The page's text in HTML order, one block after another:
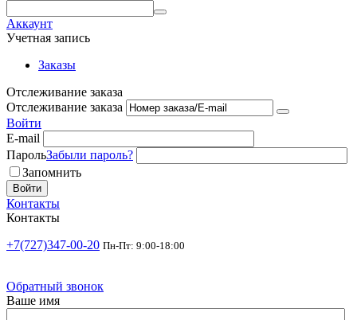
Аккаунт
Учетная запись
Заказы
Отслеживание заказа
Отслеживание заказа
Войти
E-mail
ПарольЗабыли пароль?
Запомнить
Войти
Контакты
Контакты
+7(727)347-00-20 Пн-Пт: 9:00-18:00
Обратный звонок
Ваше имя